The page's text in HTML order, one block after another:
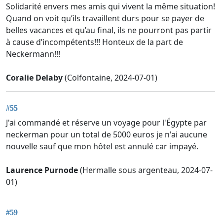
Solidarité envers mes amis qui vivent la même situation!
Quand on voit qu’ils travaillent durs pour se payer de
belles vacances et qu’au final, ils ne pourront pas partir
à cause d’incompétents!!! Honteux de la part de
Neckermann!!!
Coralie Delaby(Colfontaine, 2024-07-01)
#55
J'ai commandé et réserve un voyage pour l'Égypte par
neckerman pour un total de 5000 euros je n'ai aucune
nouvelle sauf que mon hôtel est annulé car impayé.
Laurence Purnode(Hermalle sous argenteau, 2024-07-
01)
#59